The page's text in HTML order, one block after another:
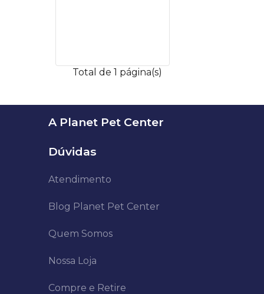
Total de 1 página(s)
A Planet Pet Center
Dúvidas
Atendimento
Blog Planet Pet Center
Quem Somos
Nossa Loja
Compre e Retire